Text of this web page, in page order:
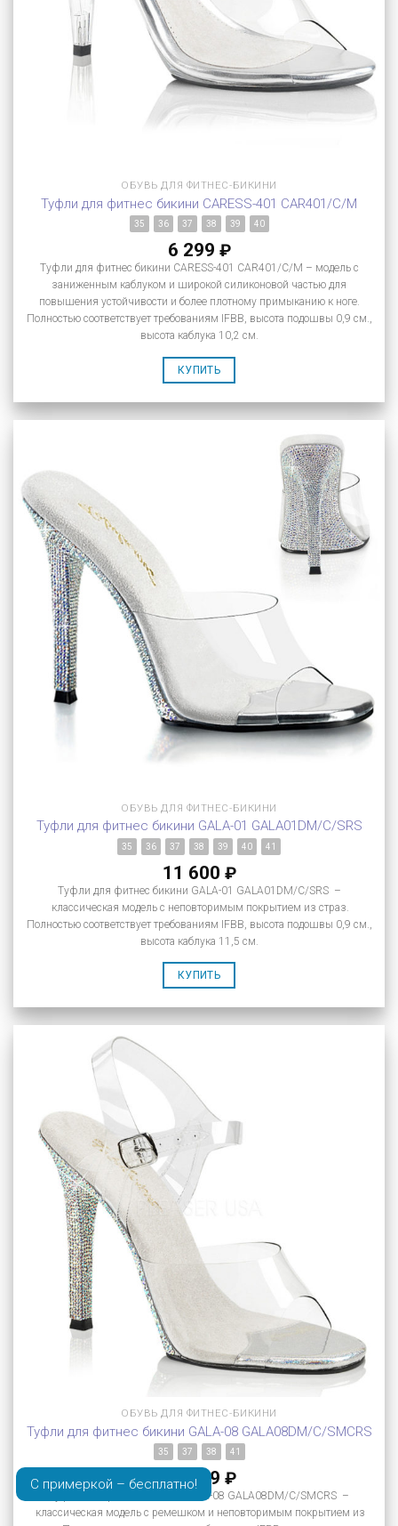
ОБУВЬ ДЛЯ ФИТНЕС-БИКИНИ
Туфли для фитнес бикини CARESS-401 CAR401/C/M
35 36 37 38 39 40
6 299 ₽
Туфли для фитнес бикини CARESS-401 CAR401/C/M – модель с
заниженным каблуком и широкой силиконовой частью для
повышения устойчивости и более плотному примыканию к ноге.
Полностью соответствует требованиям IFBB, высота подошвы 0,9 см.,
высота каблука 10,2 см.
КУПИТЬ
ОБУВЬ ДЛЯ ФИТНЕС-БИКИНИ
Туфли для фитнес бикини GALA-01 GALA01DM/C/SRS
35 36 37 38 39 40 41
11 600 ₽
Туфли для фитнес бикини GALA-01 GALA01DM/C/SRS –
классическая модель с неповторимым покрытием из страз.
Полностью соответствует требованиям IFBB, высота подошвы 0,9 см.,
высота каблука 11,5 см.
КУПИТЬ
ОБУВЬ ДЛЯ ФИТНЕС-БИКИНИ
Туфли для фитнес бикини GALA-08 GALA08DM/C/SMCRS
35 37 38 41
11 899 ₽
Туфли для фитнес бикини GALA-08 GALA08DM/C/SMCRS –
классическая модель с ремешком и неповторимым покрытием из
С примеркой – бесплатно!